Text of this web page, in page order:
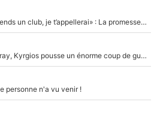
Mercato - OM - «Dès que je prends un club, je t’appellerai» : La promesse de Marcelino au moment de claquer la porte
Victime de racisme contre Murray, Kyrgios pousse un énorme coup de gueule !
personne n'a vu venir !